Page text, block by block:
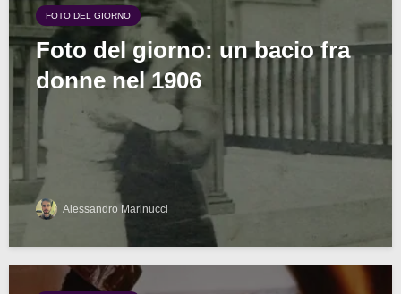
FOTO DEL GIORNO
Foto del giorno: un bacio fra
donne nel 1906
Alessandro Marinucci